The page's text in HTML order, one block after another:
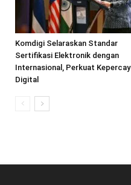
Komdigi Selaraskan Standar
Sertifikasi Elektronik dengan
Internasional, Perkuat
Digital